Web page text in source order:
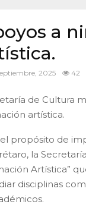
a
2025 42
de Cultura
artística.
propósito de
la
Artística”
disciplinas